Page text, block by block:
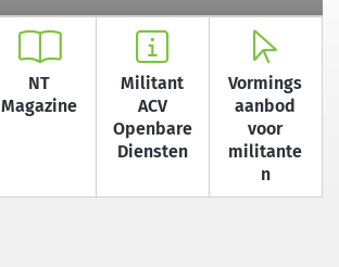
NT
Magazine
Militant
ACV
Openbare
Diensten
Vormings
aanbod
voor
militante
n